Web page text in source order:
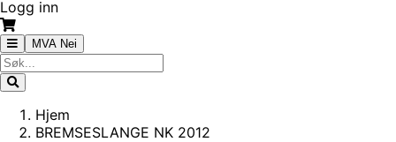
Logg inn
MVA Nei
Hjem
BREMSESLANGE NK 2012